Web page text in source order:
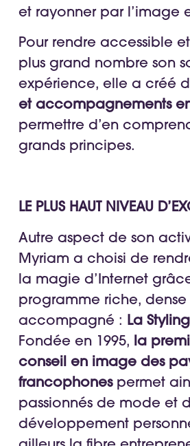
et rayonner par l’image
Pour rendre accessible
plus grand nombre son
expérience, elle a créé
et accompagnements
permettre d’en
grands principes.
LE PLUS HAUT NIVEAU
Autre aspect de son
Myriam a choisi de
la magie d’Internet
programme riche, dense
accompagné : La
Fondée en 1995, la
conseil en image des
francophonespermet
passionnés de mode et
développement